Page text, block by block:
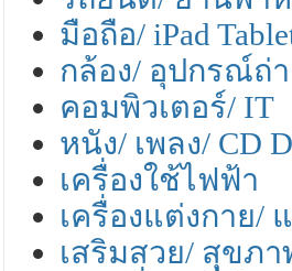
มือถือ/ iPad
กล้อง/ อุปกรณ์ถ่
คอมพิวเตอร์/ IT
หนัง/ เพลง/ CD
เครื่องใช้ไฟฟ้า
เครื่องแต่งกาย/
เสริมสวย/ สุขภ